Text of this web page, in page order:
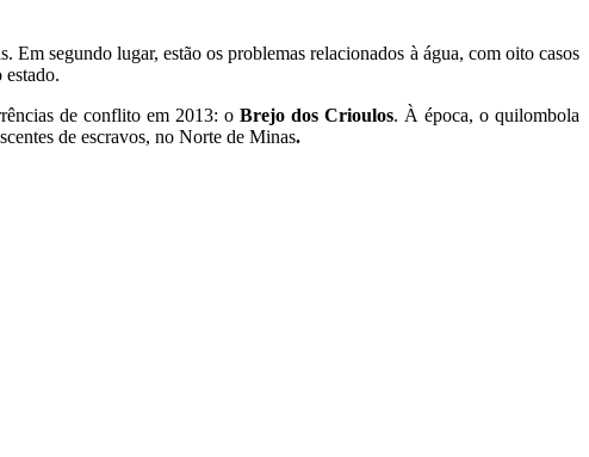
segundo lugar, estão os problemas relacionados à água, com oito casos
estado.
de conflito em 2013: oBrejo dos Crioulos. À época, o quilombola
de escravos, no Norte de Minas.